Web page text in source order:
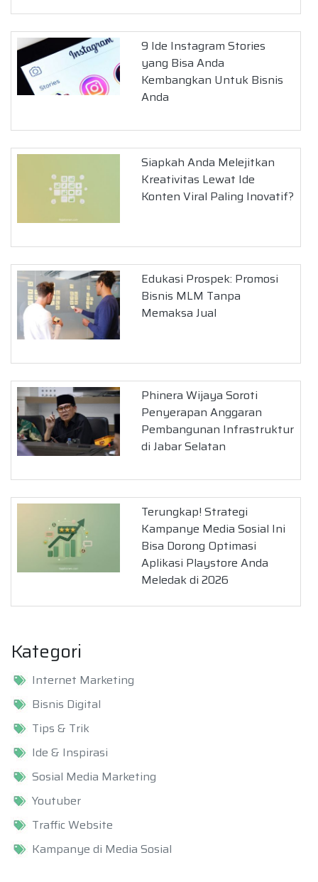
9 Ide Instagram Stories
yang Bisa Anda
Kembangkan Untuk Bisnis
Anda
Siapkah Anda Melejitkan
Kreativitas Lewat Ide
Konten Viral Paling Inovatif?
Edukasi Prospek: Promosi
Bisnis MLM Tanpa
Memaksa Jual
Phinera Wijaya Soroti
Penyerapan Anggaran
Pembangunan Infrastruktur
di Jabar Selatan
Terungkap! Strategi
Kampanye Media Sosial Ini
Bisa Dorong Optimasi
Aplikasi Playstore Anda
Meledak di 2026
Kategori
Internet Marketing
Bisnis Digital
Tips & Trik
Ide & Inspirasi
Sosial Media Marketing
Youtuber
Traffic Website
Kampanye di Media Sosial